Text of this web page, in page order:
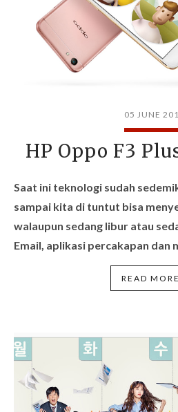
05 JUNE
HP Oppo F3
Saat ini teknologi sudah
sampai kita di tuntut bisa
walaupun sedang libur atau
Email, aplikasi percakapan dan
READ